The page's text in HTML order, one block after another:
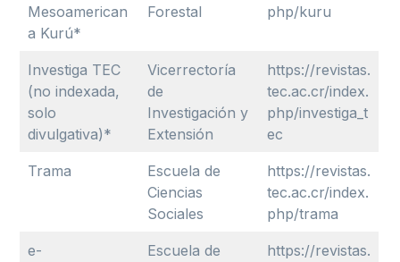
Mesoamerican
a Kurú*
Forestal
php/kuru
Investiga TEC
(no indexada,
solo
divulgativa)*
Vicerrectoría
de
Investigación y
Extensión
https://revistas.
tec.ac.cr/index.
php/investiga_t
ec
Trama
Escuela de
Ciencias
Sociales
https://revistas.
tec.ac.cr/index.
php/trama
e-
Escuela de
https://revistas.